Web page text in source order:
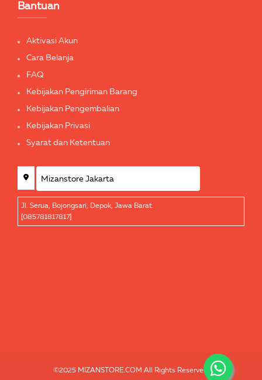
Bantuan
Aktivasi Akun
Cara Belanja
FAQ
Kebijakan Pengiriman Barang
Kebijakan Pengembalian
Kebijakan Privasi
Syarat dan Ketentuan
Jl. Serua, Bojongsari, Depok, Jawa Barat.
[085781817817]
©2025 MIZANSTORE.COM All Rights Reserved.